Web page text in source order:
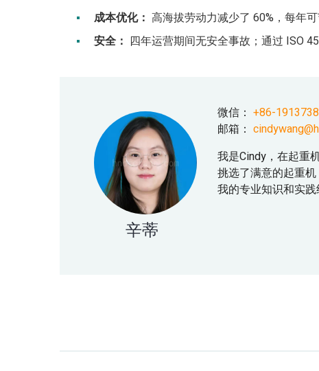
成本优化： 高海拔劳动力减少了 60%，每年
安全： 四年运营期间无安全事故；通过 ISO
辛蒂
微信： +86-
邮箱：
我是Cindy，在起重
挑选了满意的起重
我的专业知识和实践